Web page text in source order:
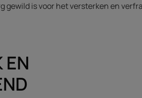
gewild is voor het versterken en
EN